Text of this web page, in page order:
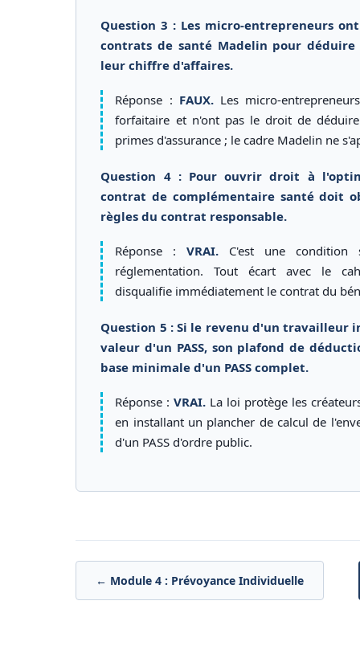
Question 3 : Les micro-entrepreneurs
contrats de santé Madelin pour déduire
leur chiffre d'affaires.
Réponse : FAUX.Les micro-
forfaitaire et n'ont pas le droit de
primes d'assurance ; le cadre Madelin ne
Question 4 : Pour ouvrir droit à
contrat de complémentaire santé doit
règles du contrat responsable.
Réponse :VRAI. C'est une
réglementation. Tout écart avec le
disqualifie immédiatement le contrat du
Question 5 : Si le revenu d'un travailleur
valeur d'un PASS, son plafond de
base minimale d'un PASS complet.
Réponse :VRAI. La loi protège les
en installant un plancher de calcul de
d'un PASS d'ordre public.
← Module 4 : Prévoyance Individuelle